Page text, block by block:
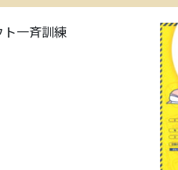
ト一斉訓練